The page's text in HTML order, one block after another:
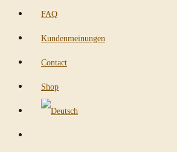
FAQ
Kundenmeinungen
Contact
Shop